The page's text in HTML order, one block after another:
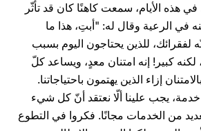
هذه الأيام، سمعت كاهنًا كان قد تأثّر
في الرعية وقال له: "أبتِ، هذا ما
لفقرائك، للذين يحتاجون اليوم بسبب
كبير! إنه امتنان معدٍ، ويساعد كلّ
إزاء الذين يهتمون باحتياجاتنا.
خدمة، يجب علينا ألّا نعتقد أنّ كل شيء
من الخدمات مجانًا. فكروا في التطوع